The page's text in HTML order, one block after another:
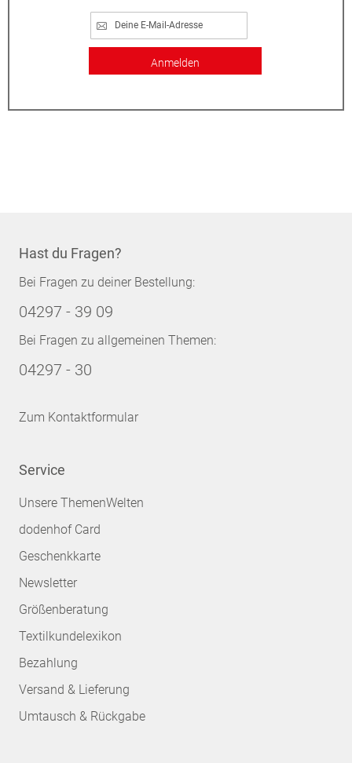
Anmelden
Hast du Fragen?
Bei Fragen zu deiner Bestellung:
04297 - 39 09
Bei Fragen zu allgemeinen Themen:
04297 - 30
Zum Kontaktformular
Service
Unsere ThemenWelten
dodenhof Card
Geschenkkarte
Newsletter
Größenberatung
Textilkundelexikon
Bezahlung
Versand & Lieferung
Umtausch & Rückgabe